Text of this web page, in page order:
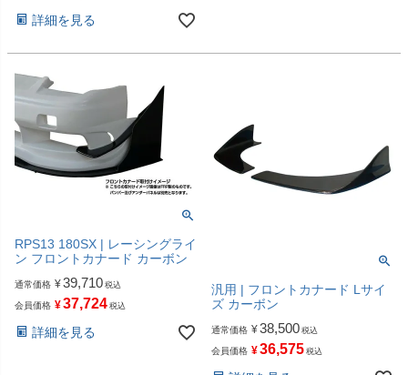
詳細を見る
RPS13 180SX | レーシングライ
ン フロントカナード カーボン
通常価格 ¥39,710 税込
会員価格 ¥37,724 税込
詳細を見る
汎用 | フロントカナード Lサイ
ズ カーボン
通常価格 ¥38,500 税込
会員価格 ¥36,575 税込